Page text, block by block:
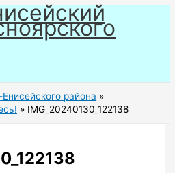
района
IMG_20240130_122138